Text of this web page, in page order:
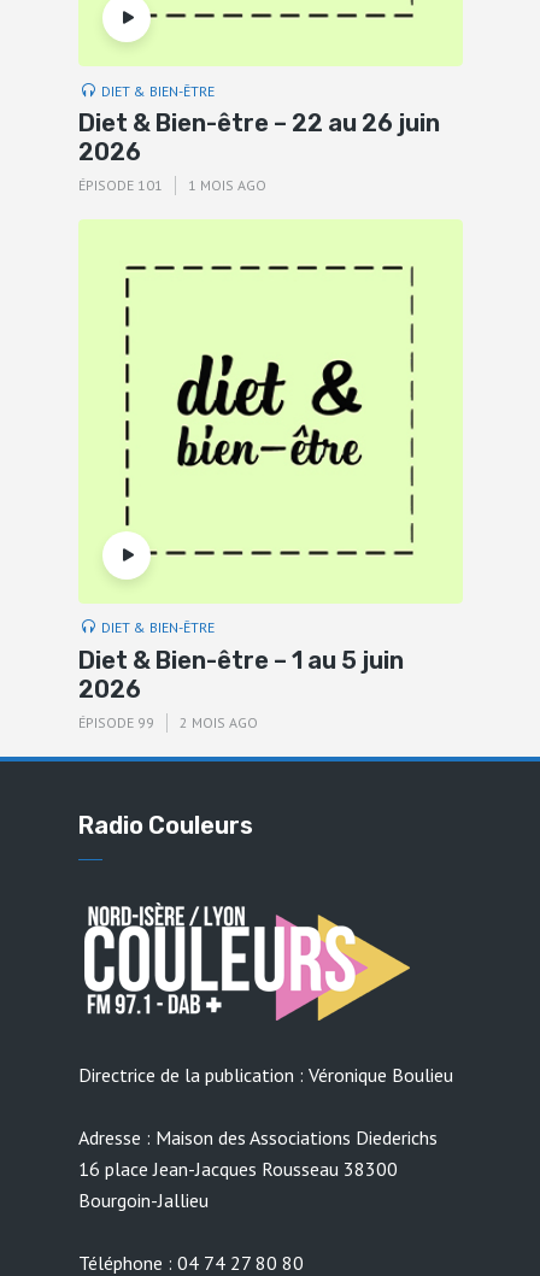
DIET & BIEN-ÊTRE
Diet & Bien-être – 22 au 26 juin
2026
ÉPISODE 101 1 MOIS AGO
DIET & BIEN-ÊTRE
Diet & Bien-être – 1 au 5 juin
2026
ÉPISODE 99 2 MOIS AGO
Radio Couleurs
Directrice de la publication : Véronique Boulieu
Adresse : Maison des Associations Diederichs
16 place Jean-Jacques Rousseau 38300
Bourgoin-Jallieu
Téléphone : 04 74 27 80 80